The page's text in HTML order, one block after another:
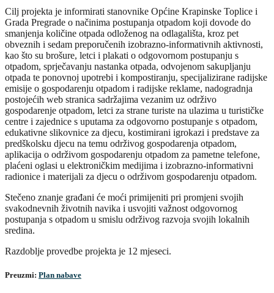
Cilj projekta je informirati stanovnike Općine Krapinske Toplice i
Grada Pregrade o načinima postupanja otpadom koji dovode do
smanjenja količine otpada odloženog na odlagališta, kroz pet
obveznih i sedam preporučenih izobrazno-informativnih aktivnosti,
kao što su brošure, letci i plakati o odgovornom postupanju s
otpadom, sprječavanju nastanka otpada, odvojenom sakupljanju
otpada te ponovnoj upotrebi i kompostiranju, specijalizirane radijske
emisije o gospodarenju otpadom i radijske reklame, nadogradnja
postojećih web stranica sadržajima vezanim uz održivo
gospodarenje otpadom, letci za strane turiste na ulazima u turističke
centre i zajednice s uputama za odgovorno postupanje s otpadom,
edukativne slikovnice za djecu, kostimirani igrokazi i predstave za
predškolsku djecu na temu održivog gospodarenja otpadom,
aplikacija o održivom gospodarenju otpadom za pametne telefone,
plaćeni oglasi u elektroničkim medijima i izobrazno-informativni
radionice i materijali za djecu o održivom gospodarenju otpadom.
Stečeno znanje građani će moći primijeniti pri promjeni svojih
svakodnevnih životnih navika i usvojiti važnost odgovornog
postupanja s otpadom u smislu održivog razvoja svojih lokalnih
sredina.
Razdoblje provedbe projekta je 12 mjeseci.
Preuzmi: Plan nabave